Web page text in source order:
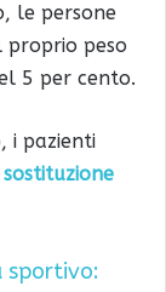
le persone
proprio peso
5 per cento.
i pazienti
sostituzione
sportivo: